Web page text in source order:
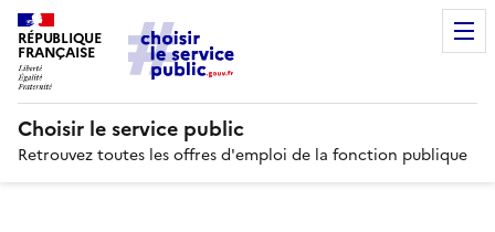
RÉPUBLIQUE
FRANÇAISE
Choisir le service public
Retrouvez toutes les offres d'emploi de la fonction publique